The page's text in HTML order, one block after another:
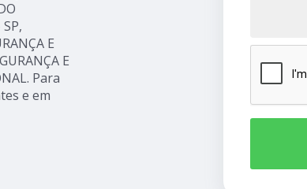
E
E
Para
e em